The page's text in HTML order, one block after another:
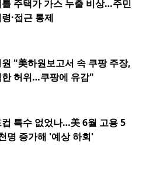
주택가 가스 누출 비상…주민
·접근 통제
"美하원보고서 속 쿠팡 주장,
한 허위…쿠팡에 유감"
컵 특수 없었나…美 6월 고용 5
명 증가해 '예상 하회'